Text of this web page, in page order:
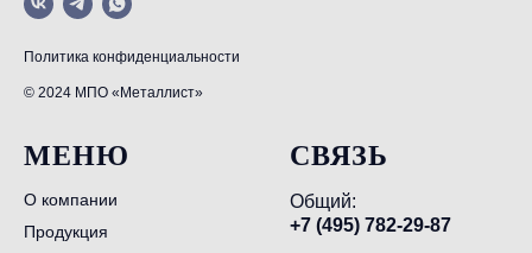
Политика конфиденциальности
© 2024 МПО «Металлист»
МЕНЮ
О компании
Продукция
СВЯЗЬ
Общий:
+7 (495) 782-29-87